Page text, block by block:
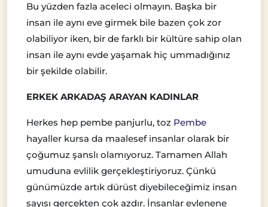
Bu yüzden fazla aceleci olmayın. Başka bir
insan ile aynı eve girmek bile bazen çok zor
olabiliyor iken, bir de farklı bir kültüre sahip olan
insan ile aynı evde yaşamak hiç ummadığınız
bir şekilde olabilir.
ERKEK ARKADAŞ ARAYAN KADINLAR
Herkes hep pembe panjurlu, toz Pembe
hayaller kursa da maalesef insanlar olarak bir
çoğumuz şanslı olamıyoruz. Tamamen Allah
umuduna evlilik gerçekleştiriyoruz. Çünkü
günümüzde artık dürüst diyebileceğimiz insan
sayısı gerçekten çok azdır. İnsanlar evlenene